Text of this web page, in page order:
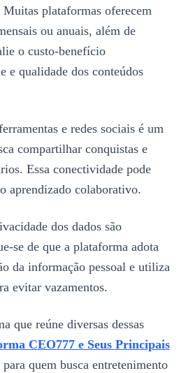
Muitas plataformas oferecem
ou anuais, além de
o custo-benefício
e qualidade dos conteúdos
e redes sociais é um
compartilhar conquistas e
Essa conectividade pode
aprendizado colaborativo.
dos dados são
se de que a plataforma adota
da informação pessoal e utiliza
evitar vazamentos.
que reúne diversas dessas
CEO777 e Seus Principais
para quem busca entretenimento